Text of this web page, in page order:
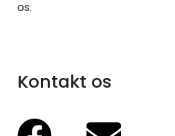
os.
Kontakt os